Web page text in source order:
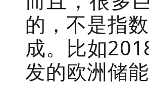
的，不是指
成。比如
发的欧洲储